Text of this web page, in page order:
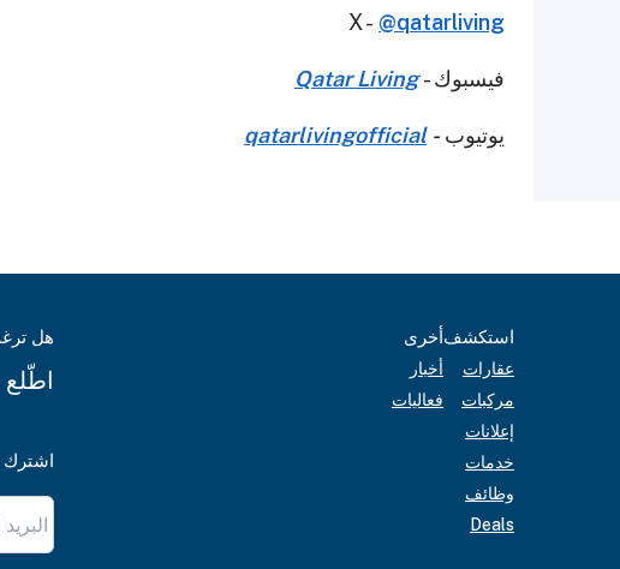
X - @qatarliving
فيسبوك -Qatar Living
يوتيوب -
qatarlivingofficial
استكشف
عقارات
مركبات
إعلانات
خدمات
وظائف
Deals
أخرى
أخبار
فعاليات
هل
اشترك